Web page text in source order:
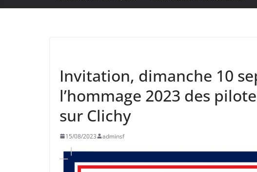
Invitation, dimanche 10
l’hommage 2023 des
sur Clichy
15/08/2023 adminsf